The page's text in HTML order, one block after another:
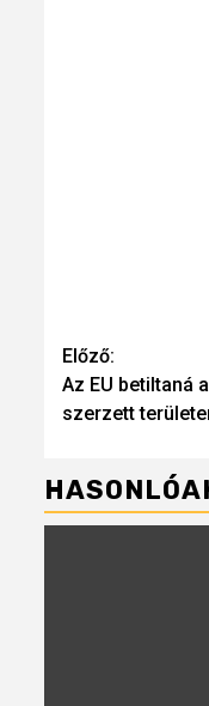
Continue
Reading
Előző:
Az EU betiltaná
szerzett